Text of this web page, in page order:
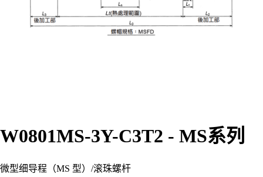
W0801MS-3Y-C3T2 - MS系列
微型细导程（MS 型） /滚珠螺杆